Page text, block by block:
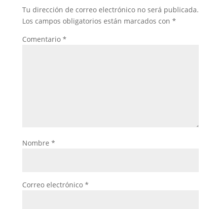
Tu dirección de correo electrónico no será publicada.
Los campos obligatorios están marcados con *
Comentario *
Nombre *
Correo electrónico *